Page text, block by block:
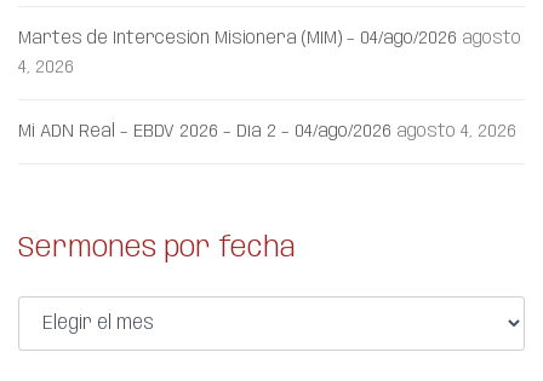
Martes de Intercesión Misionera (MIM) – 04/ago/2026 agosto
4, 2026
Mi ADN Real – EBDV 2026 – Día 2 – 04/ago/2026 agosto 4, 2026
Sermones por fecha